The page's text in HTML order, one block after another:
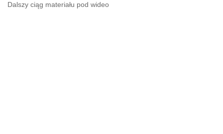
Dalszy ciąg materiału pod wideo